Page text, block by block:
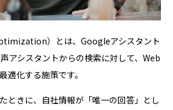
）とは、Googleアシスタント
アシスタントからの検索に対して、Web
適化する施策です。
ときに、自社情報が「唯一の回答」とし